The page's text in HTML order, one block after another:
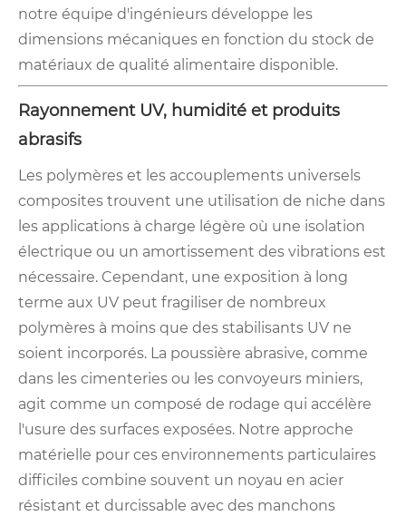
notre équipe d'ingénieurs développe les
dimensions mécaniques en fonction du stock de
matériaux de qualité alimentaire disponible.
Rayonnement UV, humidité et produits
abrasifs
Les polymères et les accouplements universels
composites trouvent une utilisation de niche dans
les applications à charge légère où une isolation
électrique ou un amortissement des vibrations est
nécessaire. Cependant, une exposition à long
terme aux UV peut fragiliser de nombreux
polymères à moins que des stabilisants UV ne
soient incorporés. La poussière abrasive, comme
dans les cimenteries ou les convoyeurs miniers,
agit comme un composé de rodage qui accélère
l'usure des surfaces exposées. Notre approche
matérielle pour ces environnements particulaires
difficiles combine souvent un noyau en acier
résistant et durcissable avec des manchons